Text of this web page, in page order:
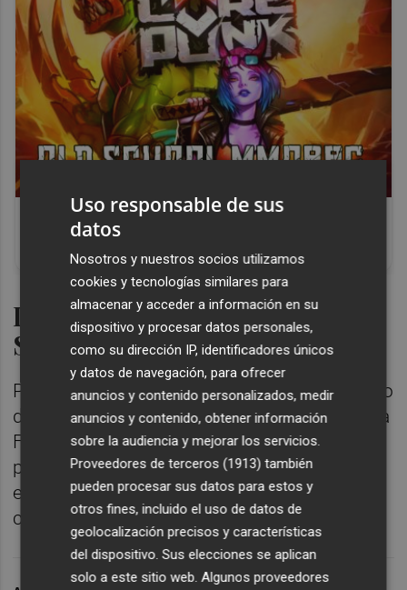
Corepunk MMORPG
Un verdadero MMORPG de la vieja escuela
¡Cómo los de antes, pero mejor!
INICIO EL 6 Y 7 DE
SEPTIEMBRE
Por delante dos meses para preparar el inicio
de la competición en el Grupo III de Segunda
Federación que arrancará la competición el
próximo 6 y 7 de septiembre. A lo largo de
estas semanas se irán incorporando más
caras nuevas para el VCF Mestalla.
Uso responsable de sus
datos
Nosotros y nuestros socios utilizamos
cookies y tecnologías similares para
almacenar y acceder a información en su
dispositivo y procesar datos personales,
como su dirección IP, identificadores únicos
y datos de navegación, para ofrecer
anuncios y contenido personalizados, medir
anuncios y contenido, obtener información
sobre la audiencia y mejorar los servicios.
Proveedores de terceros (1913) también
pueden procesar sus datos para estos y
otros fines, incluido el uso de datos de
geolocalización precisos y características
del dispositivo. Sus elecciones se aplican
solo a este sitio web. Algunos proveedores